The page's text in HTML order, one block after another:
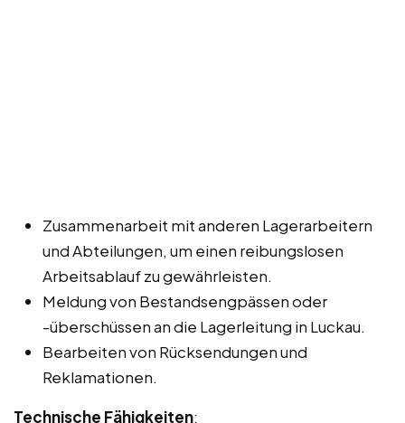
Zusammenarbeit mit anderen Lagerarbeitern
und Abteilungen, um einen reibungslosen
Arbeitsablauf zu gewährleisten.
Meldung von Bestandsengpässen oder
-überschüssen an die Lagerleitung in Luckau.
Bearbeiten von Rücksendungen und
Reklamationen.
Technische Fähigkeiten: